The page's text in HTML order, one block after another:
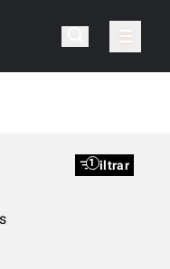
1Filtrar